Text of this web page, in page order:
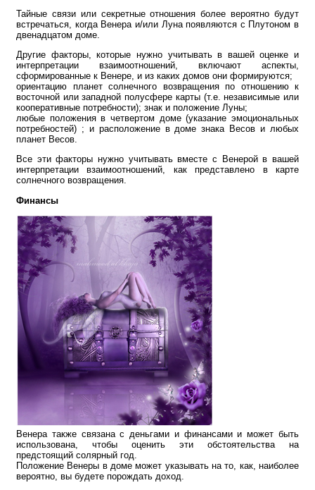
Тайные связи или секретные отношения более вероятно будут
встречаться, когда Венера и/или Луна появляются с Плутоном в
двенадцатом доме.
Другие факторы, которые нужно учитывать в вашей оценке и
интерпретации взаимоотношений, включают аспекты,
сформированные к Венере, и из каких домов они формируются;
ориентацию планет солнечного возвращения по отношению к
восточной или западной полусфере карты (т.е. независимые или
кооперативные потребности); знак и положение Луны;
любые положения в четвертом доме (указание эмоциональных
потребностей) ; и расположение в доме знака Весов и любых
планет Весов.
Все эти факторы нужно учитывать вместе с Венерой в вашей
интерпретации взаимоотношений, как представлено в карте
солнечного возвращения.
Финансы
Венера также связана с деньгами и финансами и может быть
использована, чтобы оценить эти обстоятельства на
предстоящий солярный год.
Положение Венеры в доме может указывать на то, как, наиболее
вероятно, вы будете порождать доход.